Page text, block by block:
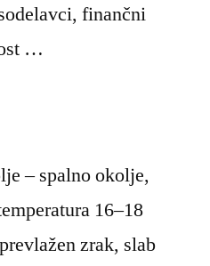
finančni
…
– spalno okolje,
16–18
zrak, slab